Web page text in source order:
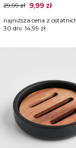
29,99 zł 9,99 zł
najniższa cena z
30 dni: 14,99 zł